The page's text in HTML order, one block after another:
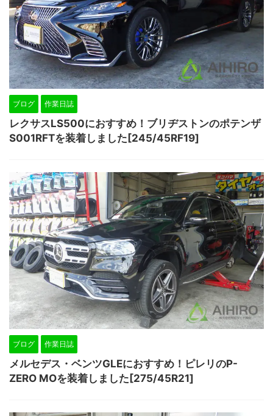
ブログ 作業日誌
レクサスLS500におすすめ！ブリヂストンのポテンザ
S001RFTを装着しました[245/45RF19]
ブログ 作業日誌
メルセデス・ベンツGLEにおすすめ！ピレリのP-
ZERO MOを装着しました[275/45R21]